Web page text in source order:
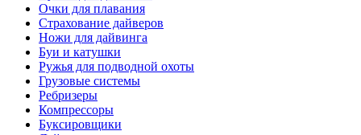
Очки для плавания
Страхование дайверов
Ножи для дайвинга
Буи и катушки
Ружья для подводной охоты
Грузовые системы
Ребризеры
Компрессоры
Буксировщики